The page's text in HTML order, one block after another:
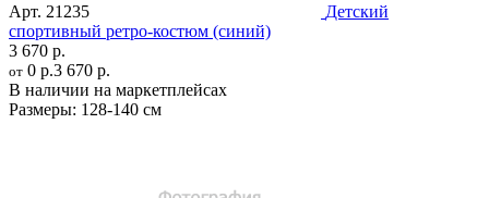
Арт. 21235
Детский
спортивный ретро-костюм (синий)
3 670 р.
от 0 р.3 670 р.
В наличии на маркетплейсах
Размеры: 128-140 см